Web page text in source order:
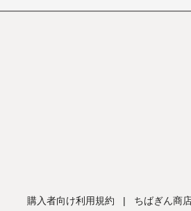
購入者向け利用規約 | ちばぎん商